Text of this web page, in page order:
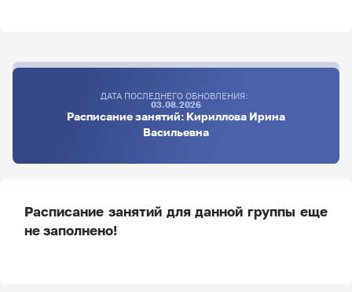
ДАТА ПОСЛЕДНЕГО ОБНОВЛЕНИЯ:
03.08.2026
Расписание занятий: Кириллова Ирина
Васильевна
Расписание занятий для данной группы еще
не заполнено!